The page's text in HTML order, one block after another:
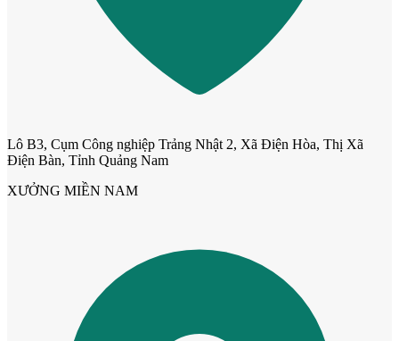
Cửa nhựa Composite Đài Loan
Lô B3, Cụm Công nghiệp Trảng Nhật 2, Xã Điện Hòa, Thị Xã
Điện Bàn, Tỉnh Quảng Nam
XƯỞNG MIỀN NAM